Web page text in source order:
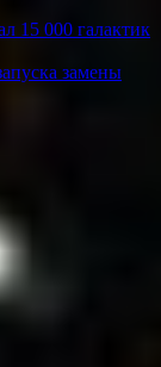
15 000 галактик
замены